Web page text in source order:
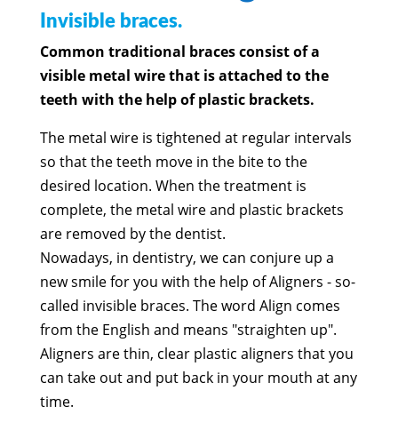
Invisible braces.
Common traditional braces consist of a
visible metal wire that is attached to the
teeth with the help of plastic brackets.
The metal wire is tightened at regular intervals
so that the teeth move in the bite to the
desired location. When the treatment is
complete, the metal wire and plastic brackets
are removed by the dentist.
Nowadays, in dentistry, we can conjure up a
new smile for you with the help of Aligners - so-
called invisible braces. The word Align comes
from the English and means "straighten up".
Aligners are thin, clear plastic aligners that you
can take out and put back in your mouth at any
time.